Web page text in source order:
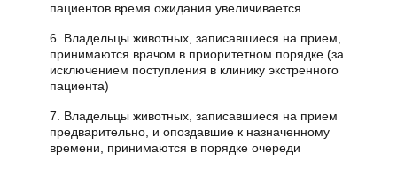
пациентов время ожидания увеличивается
6. Владельцы животных, записавшиеся на прием,
принимаются врачом в приоритетном порядке (за
исключением поступления в клинику экстренного
пациента)
7. Владельцы животных, записавшиеся на прием
предварительно, и опоздавшие к назначенному
времени, принимаются в порядке очереди